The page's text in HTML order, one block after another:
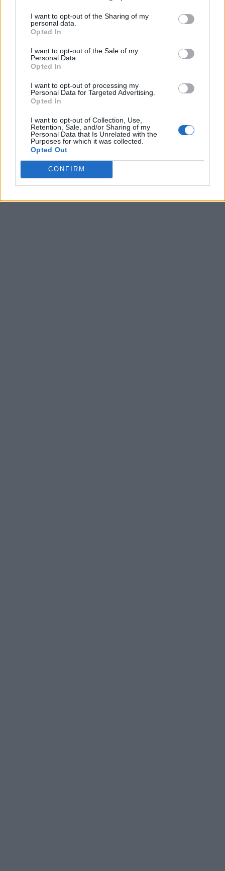
I want to opt-out of the Sharing of my
personal data.
Opted In
I want to opt-out of the Sale of my
Personal Data.
Opted In
I want to opt-out of processing my
Personal Data for Targeted Advertising.
Opted In
I want to opt-out of Collection, Use,
Retention, Sale, and/or Sharing of my
Personal Data that Is Unrelated with the
Purposes for which it was collected.
Opted Out
CONFIRM